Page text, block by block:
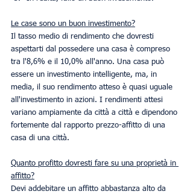
Le case sono un buon investimento?
Il tasso medio di rendimento che dovresti
aspettarti dal possedere una casa è compreso
tra l'8,6% e il 10,0% all'anno. Una casa può
essere un investimento intelligente, ma, in
media, il suo rendimento atteso è quasi uguale
all'investimento in azioni. I rendimenti attesi
variano ampiamente da città a città e dipendono
fortemente dal rapporto prezzo-affitto di una
casa di una città.
Quanto profitto dovresti fare su una proprietà in
affitto?
Devi addebitare un affitto abbastanza alto da